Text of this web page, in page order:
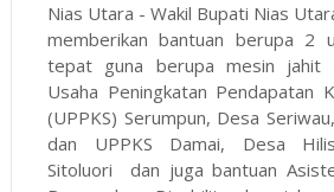
Nias Utara - Wakil Bupati Nias
memberikan bantuan berupa 2
tepat guna berupa mesin jahit
Usaha Peningkatan Pendapatan
(UPPKS) Serumpun, Desa
dan UPPKS Damai, Desa
Sitoluori dan juga bantuan